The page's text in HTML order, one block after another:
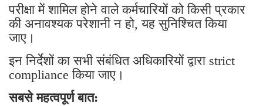
परीक्षा में शामिल होने वाले कर्मचारियों को किसी प्रकार
की अनावश्यक परेशानी न हो, यह सुनिश्चित किया
जाए।
इन निर्देशों का सभी संबंधित अधिकारियों द्वारा strict
compliance किया जाए।
सबसे महत्वपूर्ण बात: